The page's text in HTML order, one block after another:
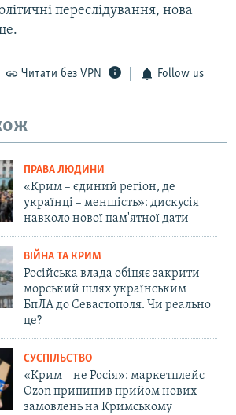
переслідування, нова
Читати без VPN Follow us
ПРАВА ЛЮДИНИ
«Крим – єдиний регіон, де
українці – меншість»: дискусія
навколо нової пам'ятної дати
ВІЙНА ТА КРИМ
Російська влада обіцяє закрити
морський шлях українським
БпЛА до Севастополя. Чи реально
це?
СУСПІЛЬСТВО
«Крим – не Росія»: маркетплейс
Ozon припинив прийом нових
замовлень на Кримському